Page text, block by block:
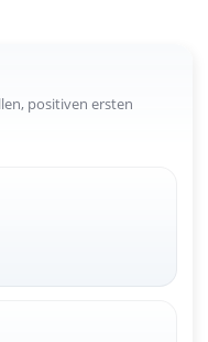
positiven ersten